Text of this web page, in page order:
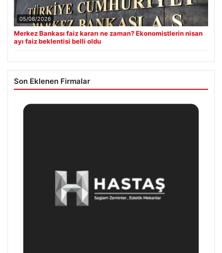
05/08/2026
Merkez Bankası faiz kararı ne zaman? Ekonomistlerin nisan
ayı faiz beklentisi belli oldu
Son Eklenen Firmalar